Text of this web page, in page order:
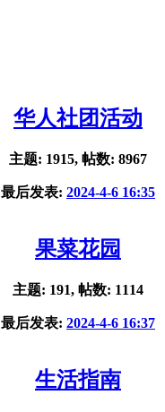
华人社团活动
主题: 1915, 帖数: 8967
最后发表: 2024-4-6 16:35
果菜花园
主题: 191, 帖数: 1114
最后发表: 2024-4-6 16:37
生活指南